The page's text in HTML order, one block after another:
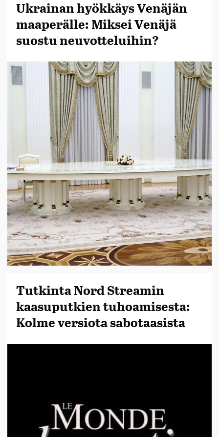
Ukrainan hyökkäys Venäjän
maaperälle: Miksei Venäjä
suostu neuvotteluihin?
Tutkinta Nord Streamin
kaasuputkien tuhoamisesta:
Kolme versiota sabotaasista